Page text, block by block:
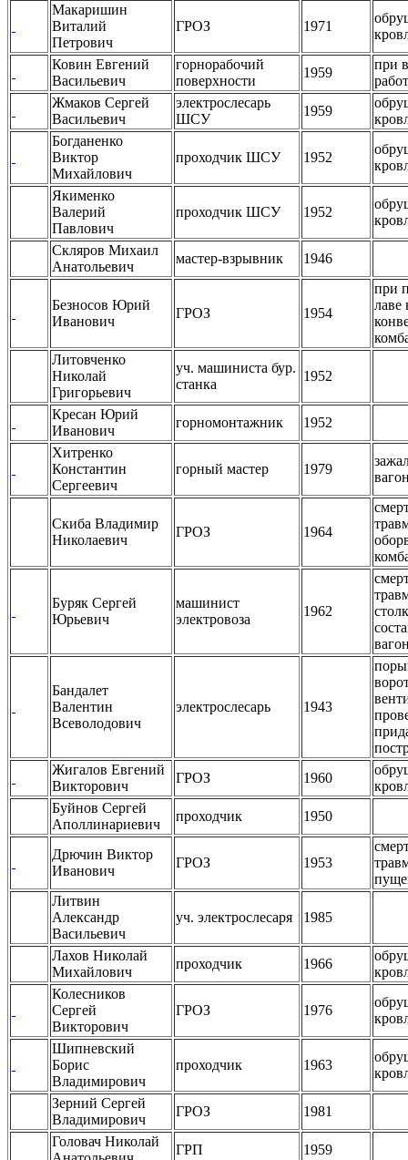
Макаришин
Виталий
Петрович
ГРОЗ 1971
Ковин Евгений
Васильевич
горнорабочий
поверхности
1959
при
Жмаков Сергей
Васильевич
электрослесарь
ШСУ
1959
Богданенко
Виктор
Михайлович
проходчик ШСУ 1952
Якименко
Валерий
Павлович
проходчик ШСУ 1952
Скляров Михаил
Анатольевич
мастер-взрывник 1946
Безносов Юрий
Иванович
ГРОЗ 1954
при
лаве
Литовченко
Николай
Григорьевич
уч. машиниста бур.
станка
1952
Кресан Юрий
Иванович
горномонтажник
1952
Хитренко
Константин
Сергеевич
горный мастер 1979
Скиба Владимир
Николаевич
ГРОЗ 1964
Буряк Сергей
Юрьевич
машинист
электровоза
1962
Бандалет
Валентин
Всеволодович
электрослесарь 1943
Жигалов Евгений
Викторович
ГРОЗ 1960
Буйнов Сергей
Аполлинариевич
проходчик 1950
Дрючин Виктор
Иванович
ГРОЗ 1953
Литвин
Александр
Васильевич
уч. электрослесаря 1985
Лахов Николай
Михайлович
проходчик 1966
Колесников
Сергей
Викторович
ГРОЗ 1976
Шипневский
Борис
Владимирович
проходчик 1963
Зерний Сергей
Владимирович
ГРОЗ
1981
Головач Николай
ГРП 1959